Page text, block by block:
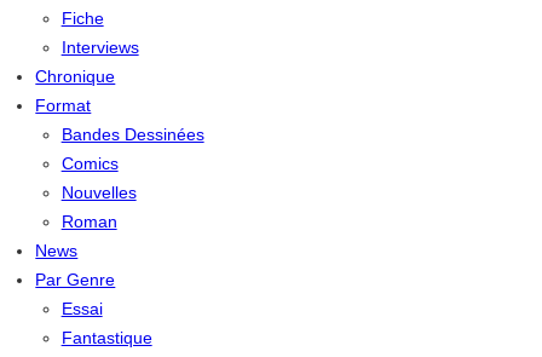
Fiche
Interviews
Chronique
Format
Bandes Dessinées
Comics
Nouvelles
Roman
News
Par Genre
Essai
Fantastique